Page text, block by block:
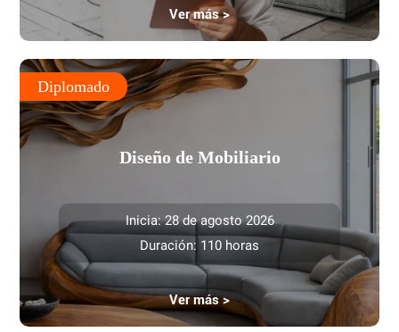
Ver más >
Diseño de Mobiliario
Inicia: 28 de agosto 2026
Duración: 110 horas
Ver más >
Diplomado